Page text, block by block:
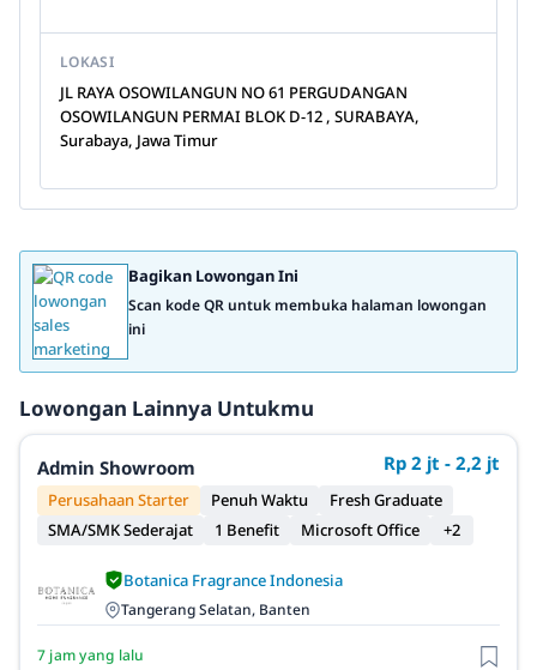
LOKASI
JL RAYA OSOWILANGUN NO 61 PERGUDANGAN
OSOWILANGUN PERMAI BLOK D-12 , SURABAYA,
Surabaya, Jawa Timur
Bagikan Lowongan Ini
Scan kode QR untuk membuka halaman lowongan
ini
Lowongan Lainnya Untukmu
Admin Showroom Rp 2 jt - 2,2 jt
Perusahaan Starter Penuh Waktu
Fresh Graduate
SMA/SMK Sederajat
1 Benefit Microsoft Office +2
Botanica Fragrance Indonesia
Tangerang Selatan, Banten
7 jam yang lalu